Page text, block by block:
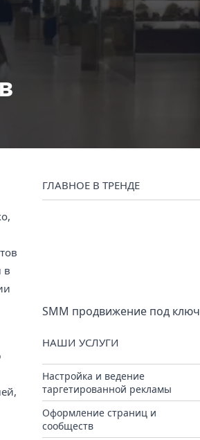
в
ГЛАВНОЕ В ТРЕНДЕ
SMM продвижение под ключ
НАШИ УСЛУГИ
Настройка и ведение
таргетированной рекламы
Оформление страниц и
сообществ